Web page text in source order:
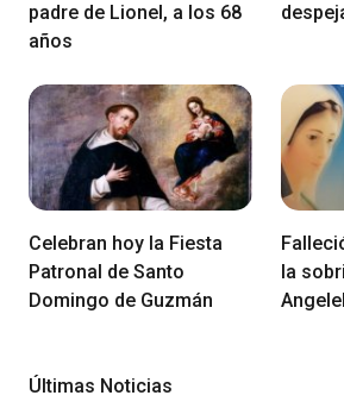
padre de Lionel, a los 68
años
Celebran hoy la Fiesta
Patronal de Santo
Domingo de Guzmán
la
Últimas Noticias